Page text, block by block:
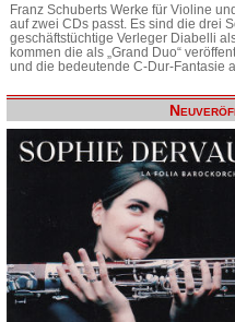
Franz Schuberts Werke für Violine
auf zwei CDs passt. Es sind die drei
geschäftstüchtige Verleger Diabelli
kommen die als „Grand Duo“
und die bedeutende C-Dur-Fantasie